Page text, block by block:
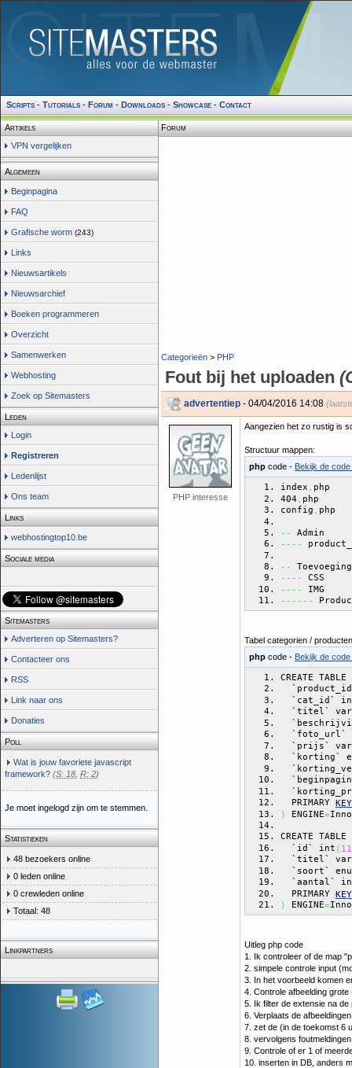
Scripts - Tutorials - Forum - Downloads - Showcase - Contact
Artikels
VPN vergelijken
Algemeen
Beginpagina
FAQ
Grafische worm (243)
Links
Nieuwsartikels
Nieuwsarchief
Boeken programmeren
Overzicht
Samenwerken
Webhosting
Zoek op Sitemasters
Leden
Login
Registreren
Ledenlijst
Ons team
Links
webhostingtop10.be
Sociale media
Sitemasters
Adverteren op Sitemasters?
Contacteer ons
RSS
Link naar ons
Donaties
Poll
Wat is jouw favoriete javascript
framework? (S: 18 R: 2)
Je moet ingelogd zijn om te stemmen.
Statistieken
48 bezoekers online
0 leden online
0 crewleden online
Totaal: 48
Linkpartners
Forum
Categorieën > PHP
Fout bij het uploaden
advertentiep - 04/04/2016 14:08
PHP interesse
Aangezien het zo rustig is
Structuur mappen:
php code - Bekijk de
index . php
404 . php
config . php
--
Admin
----
--
Toevoeging
----
CSS
----
IMG
------
Tabel categorien /
php code - Bekijk de
CREATE TABLE
`cat_id`
`titel`
`foto_url`
`prijs`
`korting`
  PRIMARY
KEY
)
ENGINE=
CREATE TABLE
  `id` int
( 11
`titel`
`soort`
`aantal`
  PRIMARY
KEY
)
ENGINE=
Uitleg php code
1. Ik controleer of de map
2. simpele controle input
3. In het voorbeeld komen
4. Controle afbeelding
5. Ik filter de extensie na de
6. Verplaats de
7. zet de (in de toekomst 6
8. vervolgens
9. Controle of er 1 of
10. inserten in DB, anders